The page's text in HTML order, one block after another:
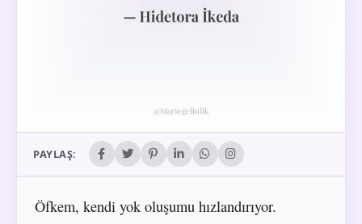
PAYLAŞ:
Öfkem, kendi yok oluşumu hızlandırıyor.